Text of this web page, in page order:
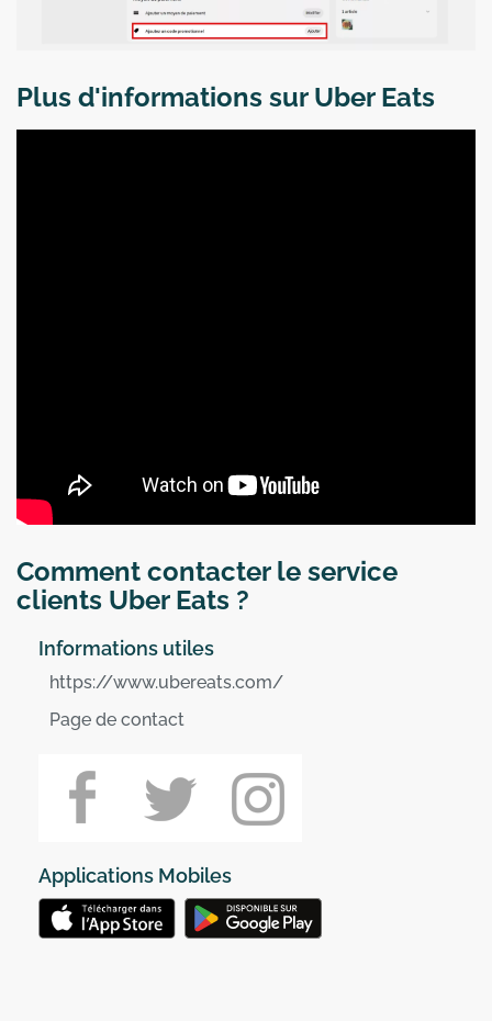
Plus d'informations sur Uber Eats
Comment contacter le service
clients Uber Eats ?
Informations utiles
https://www.ubereats.com/
Page de contact
Applications Mobiles